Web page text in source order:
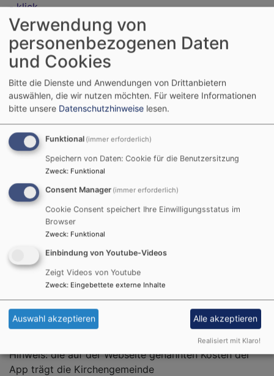
- klick.
DerKonfirmandenkursbeginnt nach den Pfingstferien.
Unsere Konfirmationen feiern wir
in
und
der St. Nikolaus Kirche eine Woche später.
DieAnmeldung
findet am14. Mai um 19.00 Uhr im Gemeindehaus
Kornburgstatt.
----------------------------------------------
AktuelleTermine
erhältst du stets über die Konfi-App
oder hier unter Veranstaltungen - da kannst du nach
Zielgruppe Konfirmanden filtern.
Infos zur Konfi-App
Hinweis: die auf der Webseite genannten Kosten der
App trägt die Kirchengemeinde
Verwendung von
personenbezogenen Daten
und Cookies
Bitte die Dienste und Anwendungen von Drittanbietern
auswählen, die wir nutzen möchten. Für weitere Informationen
bitte unsere Datenschutzhinweise lesen.
Funktional (immer erforderlich)
Speichern von Daten: Cookie für die Benutzersitzung
Zweck: Funktional
Consent Manager (immer erforderlich)
Cookie Consent speichert Ihre Einwilligungsstatus im
Browser
Zweck: Funktional
Einbindung von Youtube-Videos
Zeigt Videos von Youtube
Zweck: Eingebettete externe Inhalte
Auswahl akzeptieren Alle akzeptieren
Realisiert mit Klaro!